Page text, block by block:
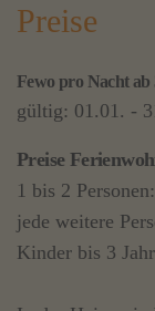
Preise
Fewo pro Nacht ab
gültig: 01.01. -
Preise
1 bis 2
jede weitere
Kinder bis 3